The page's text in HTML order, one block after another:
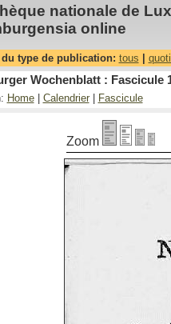
nationale de
online
type de publication: tous
Wochenblatt : Fascicule
Home| Calendrier| Fascicule
Zoom